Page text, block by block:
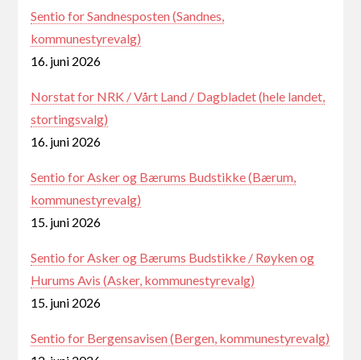
Sentio for Sandnesposten (Sandnes,
kommunestyrevalg)
16. juni 2026
Norstat for NRK / Vårt Land / Dagbladet (hele landet,
stortingsvalg)
16. juni 2026
Sentio for Asker og Bærums Budstikke (Bærum,
kommunestyrevalg)
15. juni 2026
Sentio for Asker og Bærums Budstikke / Røyken og
Hurums Avis (Asker, kommunestyrevalg)
15. juni 2026
Sentio for Bergensavisen (Bergen, kommunestyrevalg)